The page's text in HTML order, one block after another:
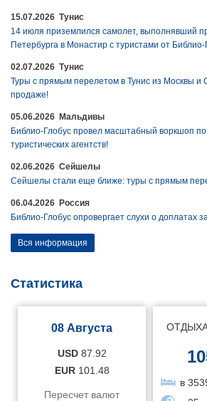
15.07.2026 Тунис
14 июля приземлился самолет, выполнявший
Петербурга в Монастир с туристами от Библио-
02.07.2026 Тунис
Туры с прямым перелетом в Тунис из Москвы и
продаже!
05.06.2026 Мальдивы
Библио-Глобус провел масштабный воркшоп
туристических агентств!
02.06.2026 Сейшелы
Сейшелы стали еще ближе: туры с прямым
06.04.2026 Россия
Библио-Глобус опровергает слухи о доплатах
Вся информация
Статистика
08 Августа
USD 87.92
EUR 101.48
Пересчет валют
в